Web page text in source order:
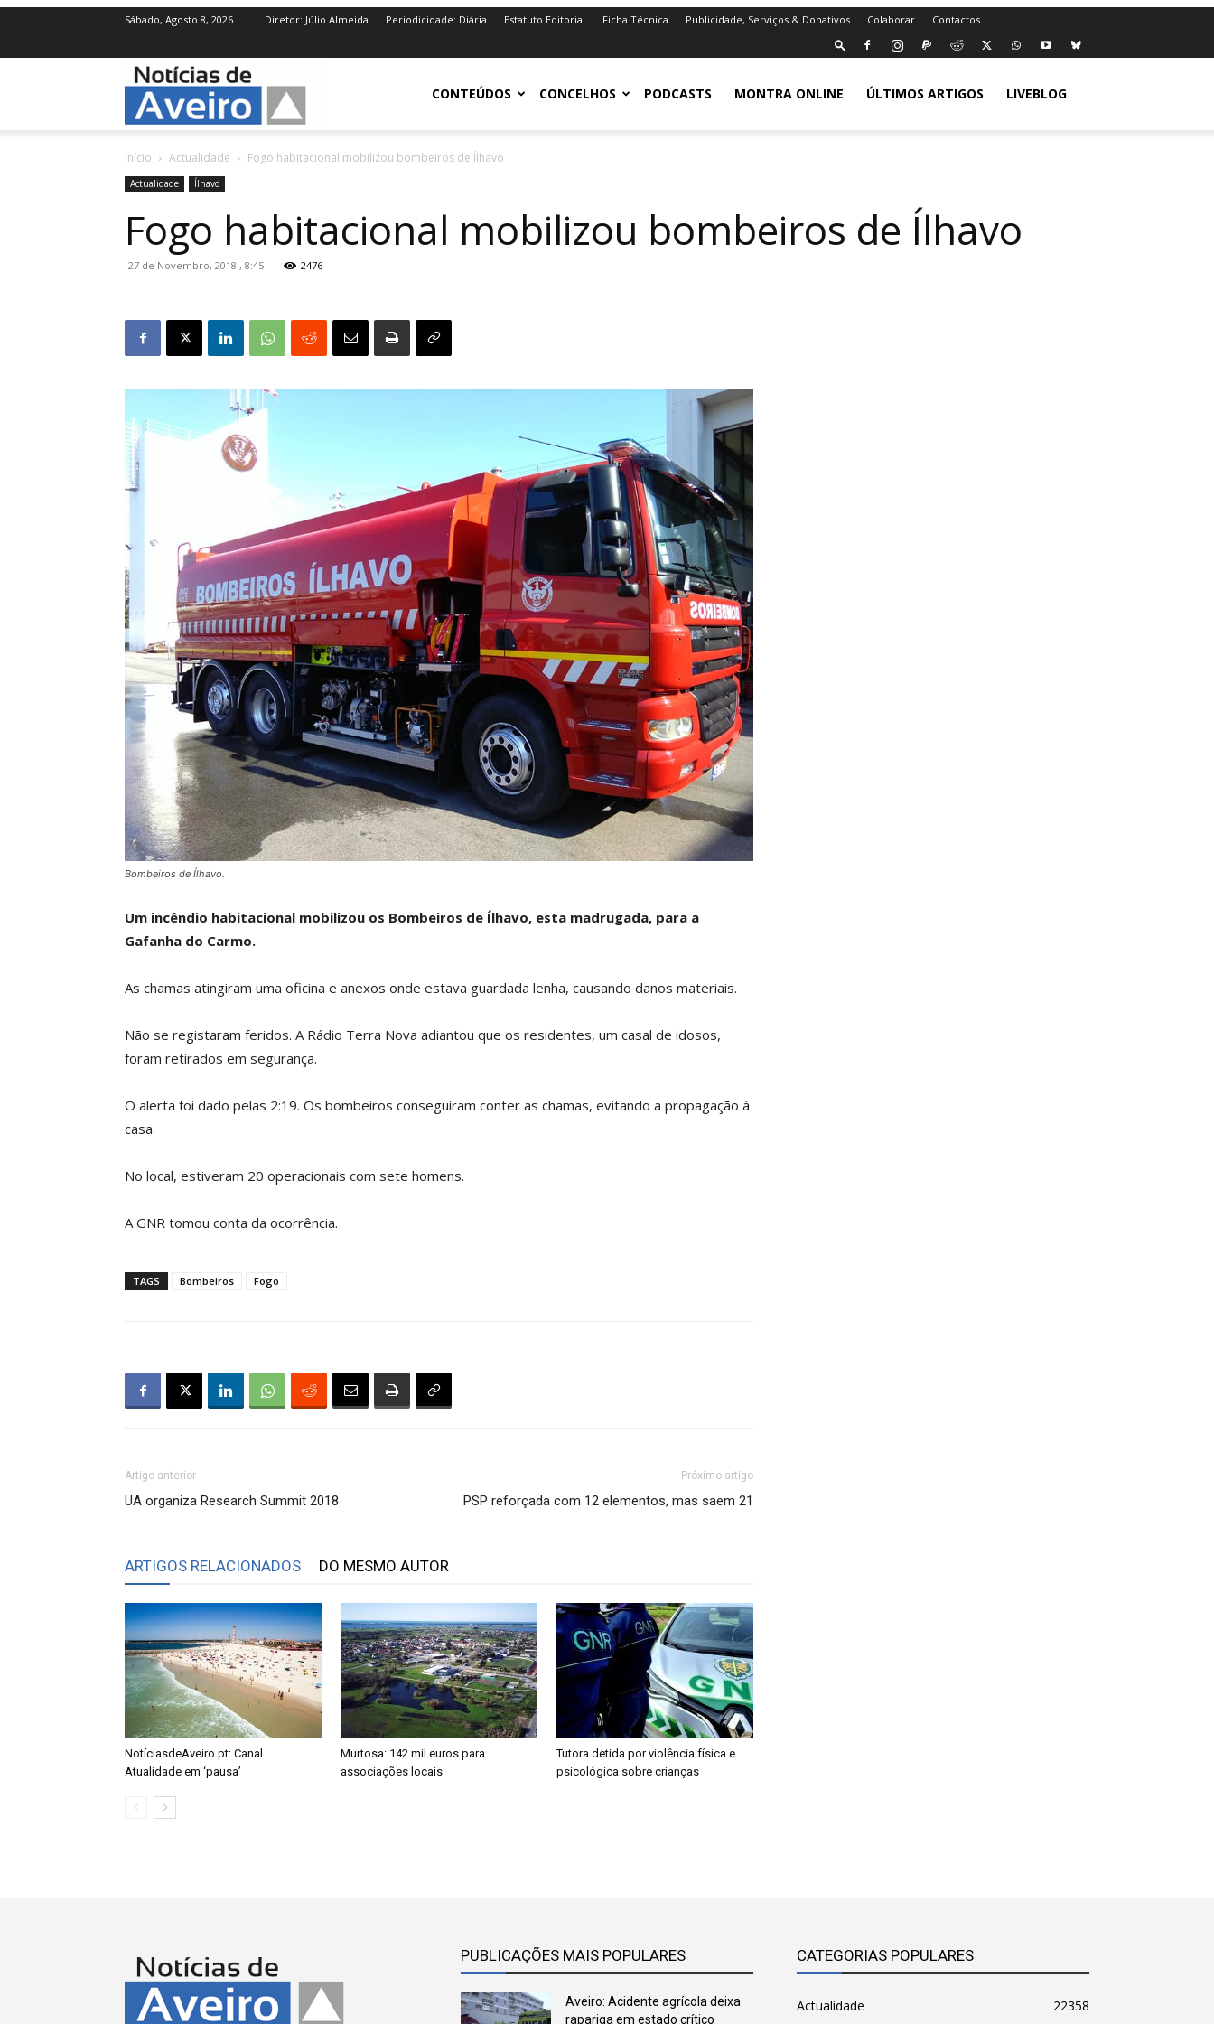
Sábado, Agosto 8, 2026 Diretor: Júlio Almeida Periodicidade: Diária Estatuto Editorial Ficha Técnica Publicidade, Serviços & Donativos Colaborar Contactos
NotíciasdeAveiro.ptCONTEÚDOS CONCELHOS PODCASTS MONTRA ONLINE ÚLTIMOS ARTIGOS LIVEBLOG
Início Actualidade Fogo habitacional mobilizou bombeiros de Ílhavo
Actualidade Ílhavo
Fogo habitacional mobilizou bombeiros de Ílhavo
27 de Novembro, 2018 , 8:45 2476
Bombeiros de Ílhavo.
Um incêndio habitacional mobilizou os Bombeiros de Ílhavo, esta madrugada, para a
Gafanha do Carmo.
As chamas atingiram uma oficina e anexos onde estava guardada lenha, causando danos materiais.
Não se registaram feridos. A Rádio Terra Nova adiantou que os residentes, um casal de idosos,
foram retirados em segurança.
O alerta foi dado pelas 2:19. Os bombeiros conseguiram conter as chamas, evitando a propagação à
casa.
No local, estiveram 20 operacionais com sete homens.
A GNR tomou conta da ocorrência.
TAGS Bombeiros Fogo
Artigo anterior
UA organiza Research Summit 2018
Próximo artigo
PSP reforçada com 12 elementos, mas saem 21
ARTIGOS RELACIONADOS DO MESMO AUTOR
NotíciasdeAveiro.pt: Canal
Atualidade em ‘pausa’
Murtosa: 142 mil euros para
associações locais
Tutora detida por violência física e
psicológica sobre crianças
PUBLICAÇÕES MAIS POPULARES
Aveiro: Acidente agrícola deixa
rapariga em estado crítico
CATEGORIAS POPULARES
Actualidade 22358